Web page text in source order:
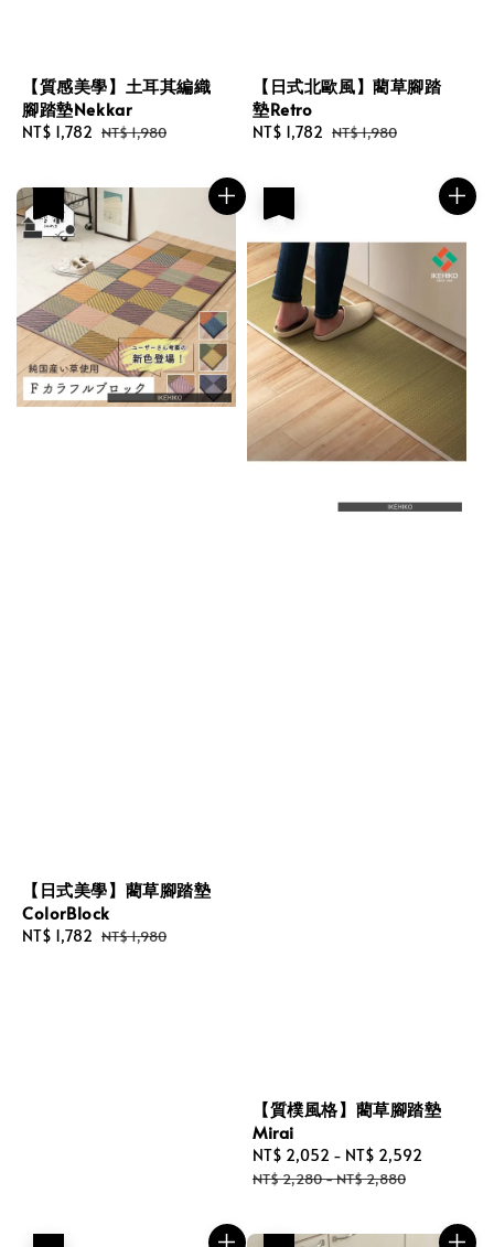
【質感美學】土耳其編織
腳踏墊Nekkar
Sale
NT$ 1,782 Regular
NT$ 1,980
【日式北歐風】藺草腳踏
墊Retro
Sale
NT$ 1,782 Regular
NT$ 1,980
【日式美學】藺草腳踏墊
ColorBlock
Sale
NT$ 1,782 Regular
NT$ 1,980
【質樸風格】藺草腳踏墊
Mirai
Sale
price
NT$ 2,052 - NT$ 2,592
NT$ 2,280-NT$ 2,880